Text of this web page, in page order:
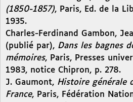
(1850-1857), Paris, Ed. de la
1935.
Charles-Ferdinand Gambon,
(publié par), Dans les bagnes
mémoires, Paris, Presses
1983, notice Chipron, p. 278.
J. Gaumont, Histoire générale
France, Paris, Fédération